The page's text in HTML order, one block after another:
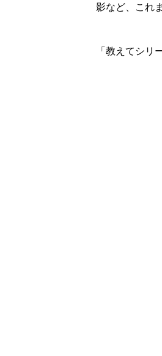
影など、これ
「教えてシリ